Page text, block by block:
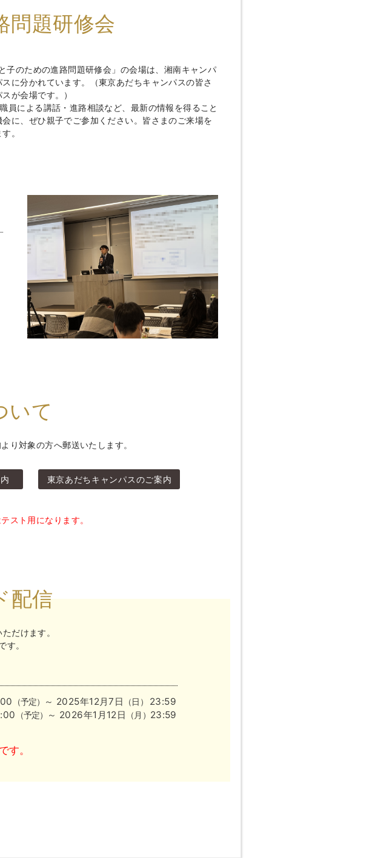
問題研修会
子のための進路問題研修会」の会場は、湘南キャンパ
に分かれています。（東京あだちキャンパスの皆さ
が会場です。）
員による講話・進路相談など、最新の情報を得ること
に、ぜひ親子でご参加ください。皆さまのご来場を
。
いて
り対象の方へ郵送いたします。
東京あだちキャンパスのご案内
スト用になります。
配信
だけます。
す。
（予定） ～ 2025年12月7日 （日） 23:59
（予定） ～ 2026年1月12日 （月） 23:59
す。